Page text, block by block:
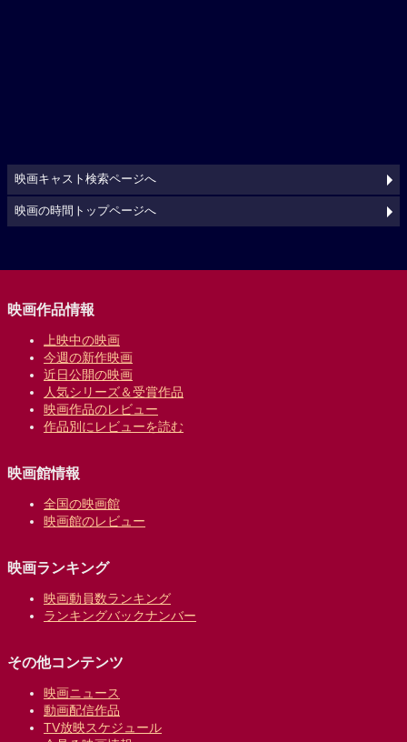
映画キャスト検索ページへ
映画の時間トップページへ
映画作品情報
上映中の映画
今週の新作映画
近日公開の映画
人気シリーズ＆受賞作品
映画作品のレビュー
作品別にレビューを読む
映画館情報
全国の映画館
映画館のレビュー
映画ランキング
映画動員数ランキング
ランキングバックナンバー
その他コンテンツ
映画ニュース
動画配信作品
TV放映スケジュール